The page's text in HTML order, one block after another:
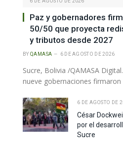
Paz y gobernadores
50/50 que proyecta
y tributos desde 2027
BY QAMASA 6 DE AGOSTO DE 2026
Sucre, Bolivia /QAMASA
nueve gobernaciones
6 DE AGOSTO DE
César
por el
Sucre